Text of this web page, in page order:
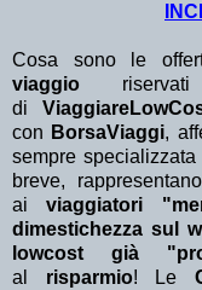
Cosa sono le
viaggio riservati
di
con BorsaViaggi,
sempre specializzata
breve,
aiviaggiatori
dimestichezza sul
lowcost già
al risparmio! Le